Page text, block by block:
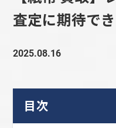
査定に期待で
2025.08.16
目次